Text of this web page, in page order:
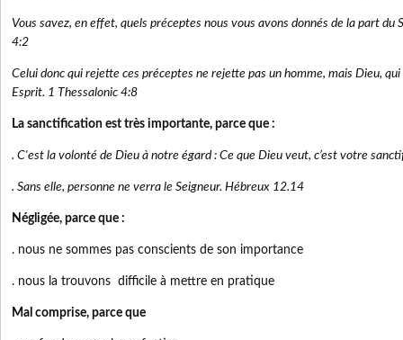
Vous savez, en effet, quels préceptes nous vous avons donnés de la part du
4:2
Celui donc qui rejette ces préceptes ne rejette pas un homme, mais Dieu,
Esprit. 1 Thessalonic 4:8
La sanctification est très importante, parce que :
. C'est la volonté de Dieu à notre égard : Ce que Dieu veut, c’est votre
. Sans elle, personne ne verra le Seigneur. Hébreux 12.14
Négligée, parce que :
. nous ne sommes pas conscients de son importance
. nous la trouvons difficile à mettre en pratique
Mal comprise, parce que